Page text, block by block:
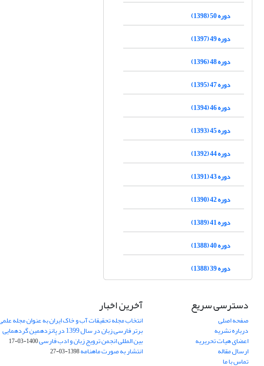
دوره 50 (1398)
دوره 49 (1397)
دوره 48 (1396)
دوره 47 (1395)
دوره 46 (1394)
دوره 45 (1393)
دوره 44 (1392)
دوره 43 (1391)
دوره 42 (1390)
دوره 41 (1389)
دوره 40 (1388)
دوره 39 (1388)
دسترسی سریع
صفحه اصلی
درباره نشریه
اعضای هیات تحریریه
ارسال مقاله
تماس با ما
آخرین اخبار
انتخاب مجله تحقیقات آب و خاک ایران به عنوان مجله
برتر فارسی زبان در سال 1399 در پانزدهمین گردهمایی
بین المللی انجمن ترویج زبان و ادب فارسی1400-03-17
انتشار به صورت ماهنامه1398-03-27